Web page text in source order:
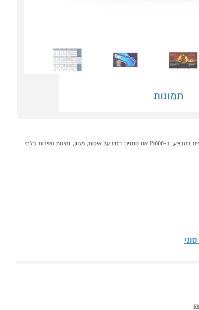
תמונות
טלוויזיה "65 SONY BRAVIA K65XR80PB OLED 4K קונים אונליין בקטגוריית טלויזיות OLED במחלקת טלויזיות וסאונד בP1000 - אתר קניות ישראלי בטוח, משתלם ונוח המציע מוצרים מומלצים במבצע. ב-P1000 אנו נותנים דגש על איכות, מגוון, זמינות ושירות בלתי